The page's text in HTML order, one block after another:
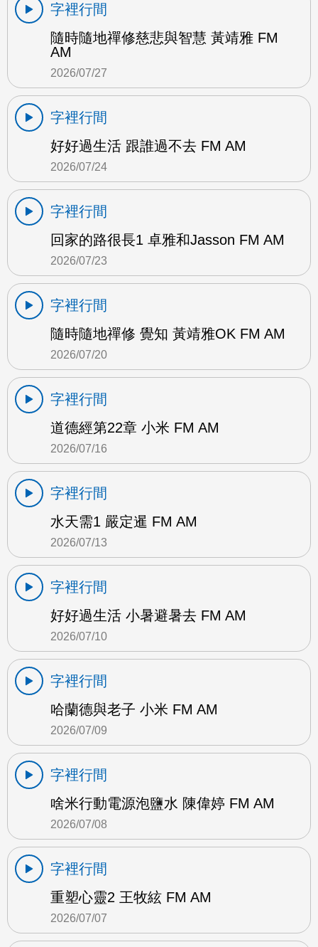
字裡行間
隨時隨地禪修慈悲與智慧 黃靖雅 FM
AM
2026/07/27
字裡行間
好好過生活 跟誰過不去 FM AM
2026/07/24
字裡行間
回家的路很長1 卓雅和Jasson FM AM
2026/07/23
字裡行間
隨時隨地禪修 覺知 黃靖雅OK FM AM
2026/07/20
字裡行間
道德經第22章 小米 FM AM
2026/07/16
字裡行間
水天需1 嚴定暹 FM AM
2026/07/13
字裡行間
好好過生活 小暑避暑去 FM AM
2026/07/10
字裡行間
哈蘭德與老子 小米 FM AM
2026/07/09
字裡行間
啥米行動電源泡鹽水 陳偉婷 FM AM
2026/07/08
字裡行間
重塑心靈2 王牧絃 FM AM
2026/07/07